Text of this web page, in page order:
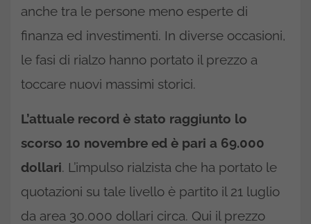
anche tra le persone meno esperte di
finanza ed investimenti. In diverse occasioni,
le fasi di rialzo hanno portato il prezzo a
toccare nuovi massimi storici.
L’attuale record è stato raggiunto lo
scorso 10 novembre ed è pari a 69.000
dollari. L’impulso rialzista che ha portato le
quotazioni su tale livello è partito il 21 luglio
da area 30.000 dollari circa. Qui il prezzo